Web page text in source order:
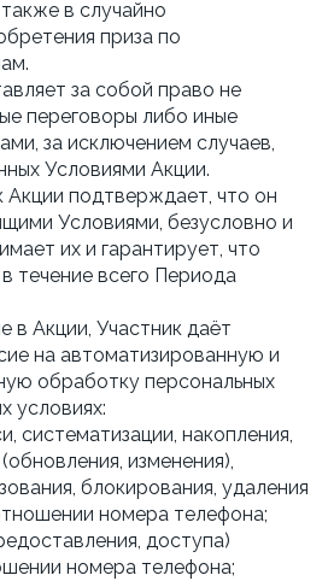
в случайно
приза по
за собой право не
переговоры либо иные
за исключением случаев,
Условиями Акции.
Акции подтверждает, что он
Условиями, безусловно и
их и гарантирует, что
течение всего Периода
в Акции, Участник даёт
на автоматизированную и
обработку персональных
условиях:
систематизации, накопления,
изменения),
блокирования, удаления
номера телефона;
доступа)
номера телефона;